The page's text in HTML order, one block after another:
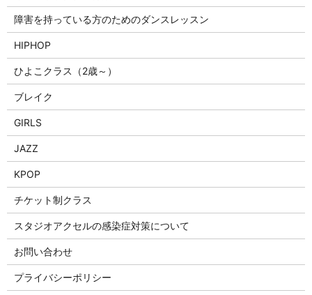
障害を持っている方のためのダンスレッスン
HIPHOP
ひよこクラス（2歳～）
ブレイク
GIRLS
JAZZ
KPOP
チケット制クラス
スタジオアクセルの感染症対策について
お問い合わせ
プライバシーポリシー